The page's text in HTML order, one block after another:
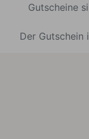
Gutscheine
Der Gutschein